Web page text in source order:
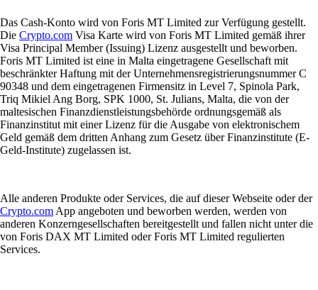
Das Cash-Konto wird von Foris MT Limited zur Verfügung gestellt.
Die Crypto.com Visa Karte wird von Foris MT Limited gemäß ihrer
Visa Principal Member (Issuing) Lizenz ausgestellt und beworben.
Foris MT Limited ist eine in Malta eingetragene Gesellschaft mit
beschränkter Haftung mit der Unternehmensregistrierungsnummer C
90348 und dem eingetragenen Firmensitz in Level 7, Spinola Park,
Triq Mikiel Ang Borg, SPK 1000, St. Julians, Malta, die von der
maltesischen Finanzdienstleistungsbehörde ordnungsgemäß als
Finanzinstitut mit einer Lizenz für die Ausgabe von elektronischem
Geld gemäß dem dritten Anhang zum Gesetz über Finanzinstitute (E-
Geld-Institute) zugelassen ist.
Alle anderen Produkte oder Services, die auf dieser Webseite oder der
Crypto.com App angeboten und beworben werden, werden von
anderen Konzerngesellschaften bereitgestellt und fallen nicht unter die
von Foris DAX MT Limited oder Foris MT Limited regulierten
Services.